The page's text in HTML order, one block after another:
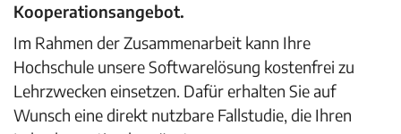
Kooperationsangebot.
Im Rahmen der Zusammenarbeit kann Ihre
Hochschule unsere Softwarelösung kostenfrei zu
Lehrzwecken einsetzen. Dafür erhalten Sie auf
Wunsch eine direkt nutzbare Fallstudie, die Ihren